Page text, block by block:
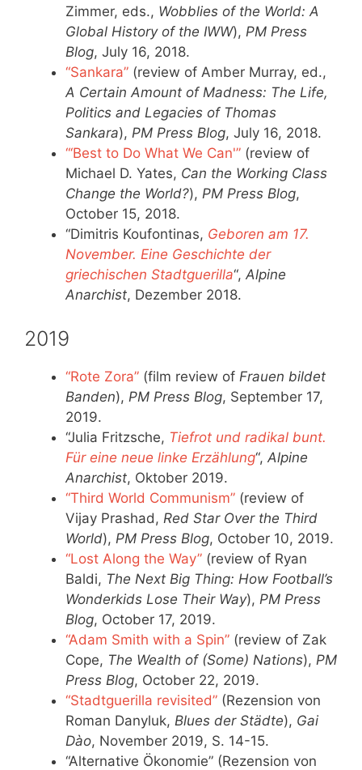
Zimmer, eds., Wobblies of the World: A
Global History of the IWW), PM Press
Blog, July 16, 2018.
“Sankara” (review of Amber Murray, ed.,
A Certain Amount of Madness: The Life,
Politics and Legacies of Thomas
Sankara), PM Press Blog, July 16, 2018.
“‘Best to Do What We Can'” (review of
Michael D. Yates, Can the Working Class
Change the World?), PM Press Blog,
October 15, 2018.
“Dimitris Koufontinas, Geboren am 17.
November. Eine Geschichte der
griechischen Stadtguerilla“, Alpine
Anarchist, Dezember 2018.
2019
“Rote Zora” (film review of Frauen bildet
Banden), PM Press Blog, September 17,
2019.
“Julia Fritzsche, Tiefrot und radikal bunt.
Für eine neue linke Erzählung“, Alpine
Anarchist, Oktober 2019.
“Third World Communism” (review of
Vijay Prashad, Red Star Over the Third
World), PM Press Blog, October 10, 2019.
“Lost Along the Way” (review of Ryan
Baldi, The Next Big Thing: How Football’s
Wonderkids Lose Their Way), PM Press
Blog, October 17, 2019.
“Adam Smith with a Spin” (review of Zak
Cope, The Wealth of (Some) Nations), PM
Press Blog, October 22, 2019.
“Stadtguerilla revisited” (Rezension von
Roman Danyluk, Blues der Städte), Gai
Dào, November 2019, S. 14-15.
“Alternative Ökonomie” (Rezension von